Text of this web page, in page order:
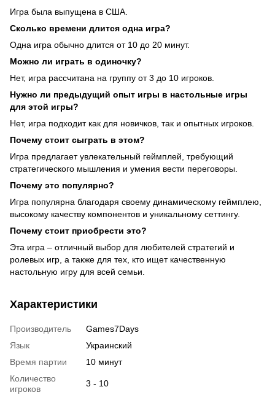
Игра была выпущена в США.
Сколько времени длится одна игра?
Одна игра обычно длится от 10 до 20 минут.
Можно ли играть в одиночку?
Нет, игра рассчитана на группу от 3 до 10 игроков.
Нужно ли предыдущий опыт игры в настольные игры
для этой игры?
Нет, игра подходит как для новичков, так и опытных игроков.
Почему стоит сыграть в этом?
Игра предлагает увлекательный геймплей, требующий
стратегического мышления и умения вести переговоры.
Почему это популярно?
Игра популярна благодаря своему динамическому геймплею,
высокому качеству компонентов и уникальному сеттингу.
Почему стоит приобрести это?
Эта игра – отличный выбор для любителей стратегий и
ролевых игр, а также для тех, кто ищет качественную
настольную игру для всей семьи.
Характеристики
Производитель
Games7Days
Язык
Украинский
Время партии
10 минут
Количество
игроков
3 - 10